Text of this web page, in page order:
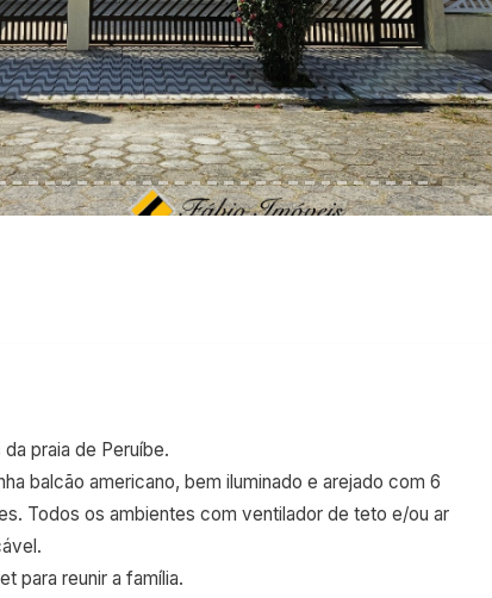
praia de Peruíbe.
balcão americano, bem iluminado e arejado com 6
Todos os ambientes com ventilador de teto e/ou ar
para reunir a família.